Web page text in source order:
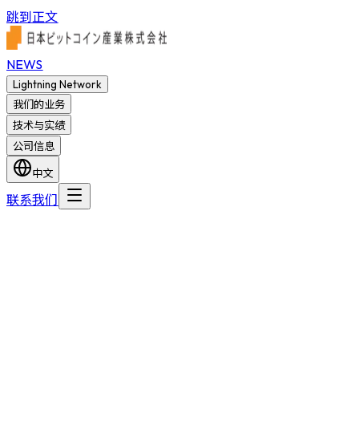
跳到正文
NEWS
Lightning Network
我们的业务
技术与实绩
公司信息
中文
联系我们